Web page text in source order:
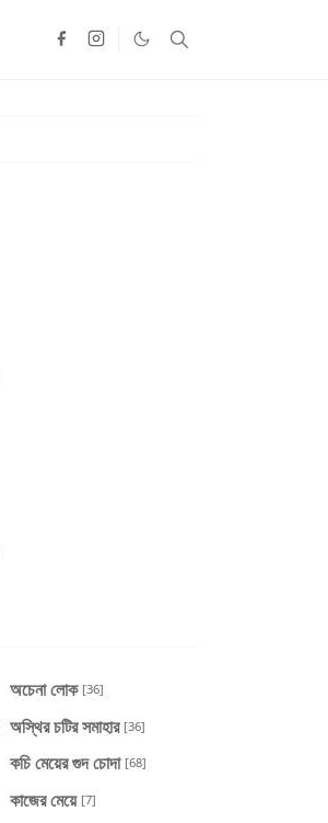
অচেনা লোক [36]
অস্থির চটির সমাহার [36]
কচি মেয়ের গুদ চোদা [68]
কাজের মেয়ে [7]